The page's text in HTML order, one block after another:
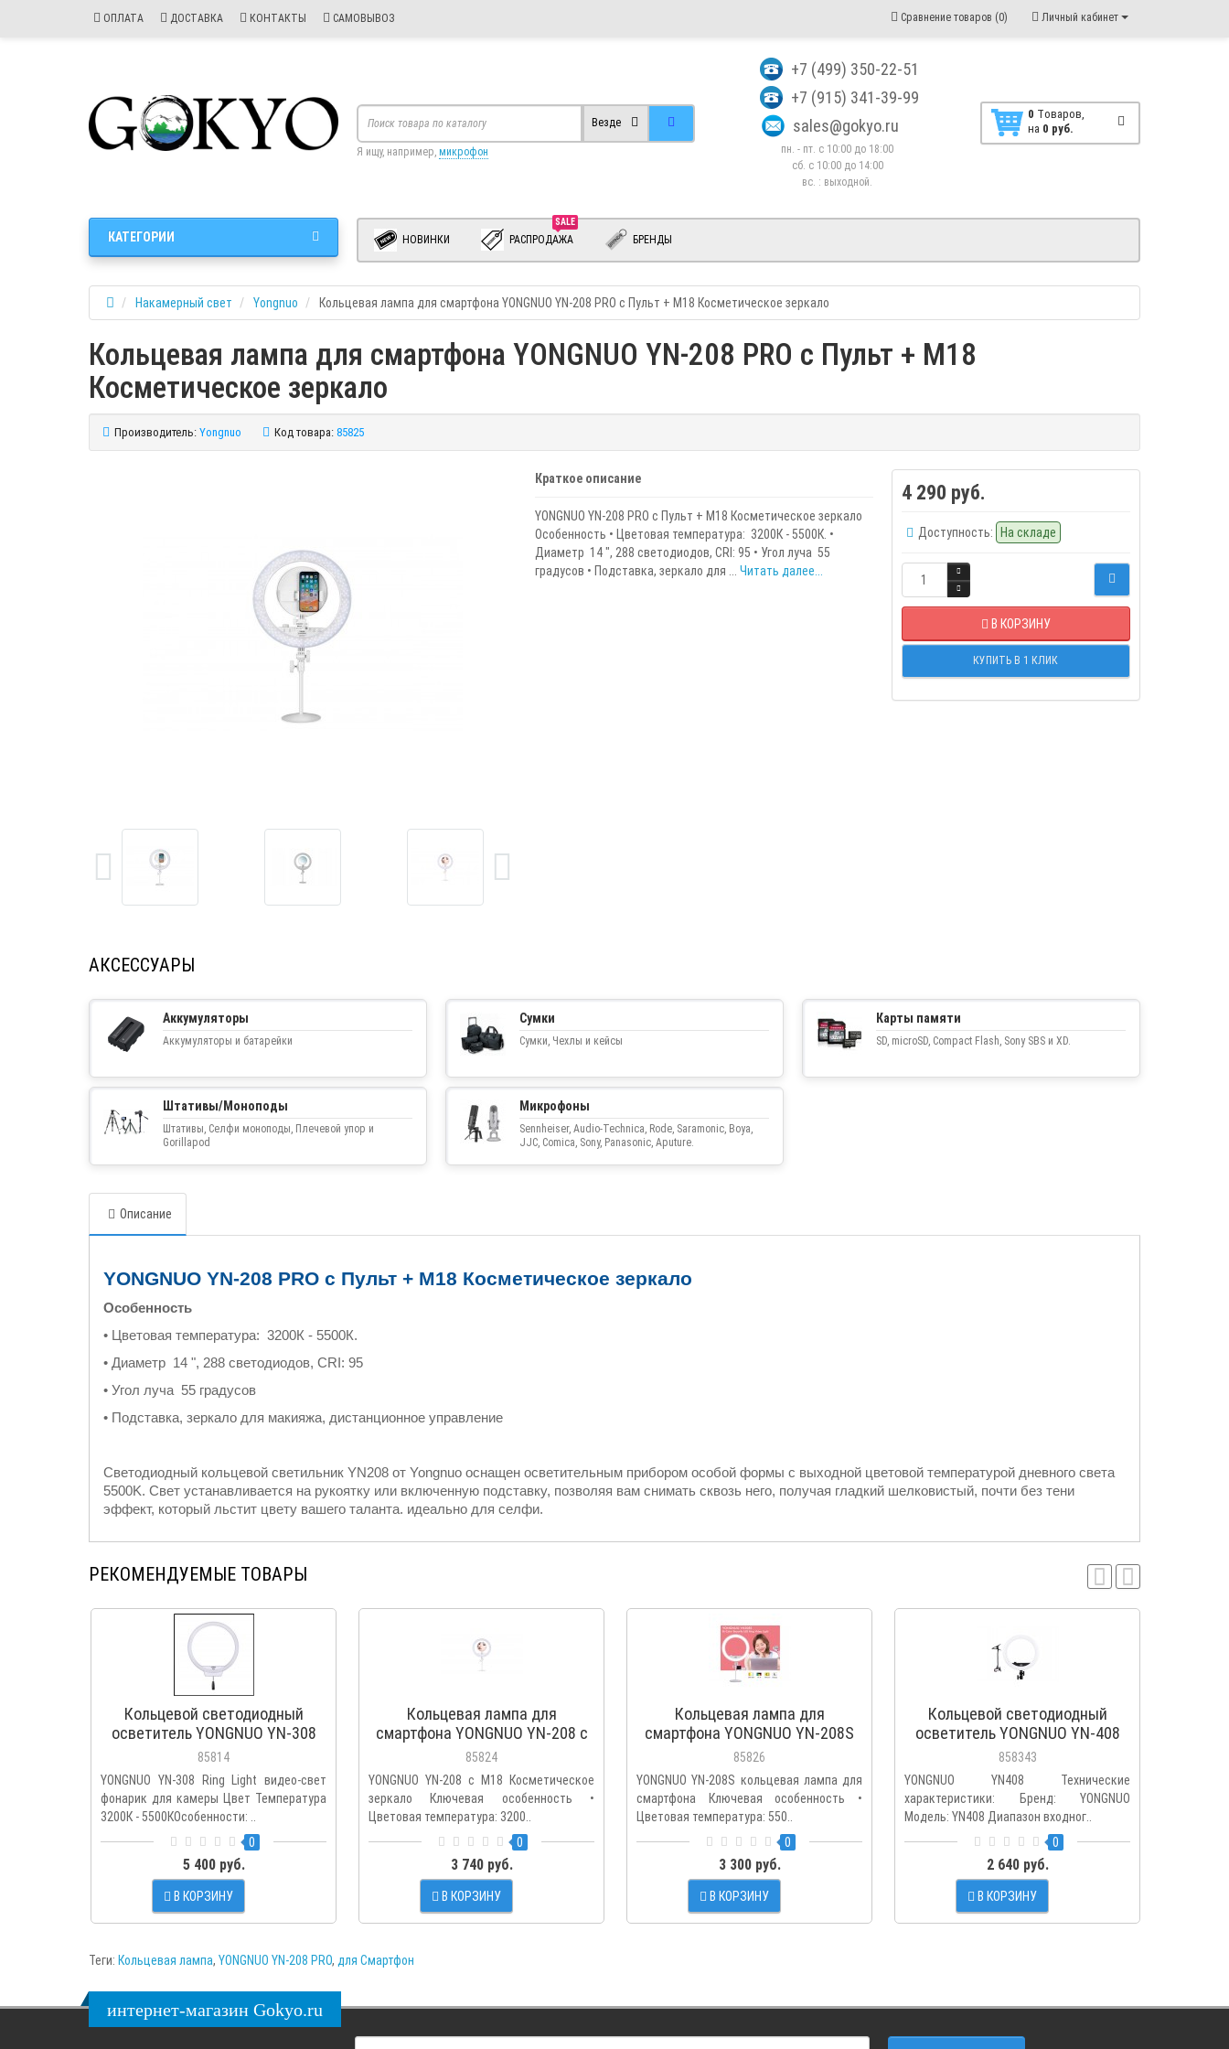
ОПЛАТА ДОСТАВКА КОНТАКТЫ САМОВЫВОЗ Личный кабинет
Сравнение товаров (0)
+7 (499) 350-22-51
+7 (915) 341-39-99
sales@gokyo.ru
пн. - пт. с 10:00 до 18:00
сб. c 10:00 до 14:00
вс. : выходной.
0 Tоваров,
на 0 руб.
Везде
Я ищу, например, микрофон
НОВИНКИ
SALE
РАСПРОДАЖА БРЕНДЫ
КАТЕГОРИИ
Накамерный свет Yongnuo Кольцевая лампа для смартфона YONGNUO YN-208 PRO c Пульт + M18 Косметическое зеркало
Кольцевая лампа для смартфона YONGNUO YN-208 PRO c Пульт + M18
Косметическое зеркало
Производитель: Yongnuo Код товара: 85825
Краткое описание
YONGNUO YN-208 PRO c Пульт + M18 Косметическое зеркало
Особенность • Цветовая температура: 3200К - 5500К. •
Диаметр 14 ", 288 светодиодов, CRI: 95 • Угол луча 55
градусов • Подставка, зеркало для ... Читать далее...
4 290 руб.
Доступность: На складе
В КОРЗИНУ
КУПИТЬ В 1 КЛИК
АКСЕССУАРЫ
Аккумуляторы
Аккумуляторы и батарейки
Сумки
Сумки, Чехлы и кейсы
Карты памяти
SD, microSD, Compact Flash, Sony SBS и XD.
Штативы/Моноподы
Штативы, Селфи моноподы, Плечевой упор и
Gorillapod
Микрофоны
Sennheiser, Audio-Technica, Rode, Saramonic, Boya,
JJC, Comica, Sony, Panasonic, Aputure.
Описание
YONGNUO YN-208 PRO c Пульт + M18 Косметическое зеркало
Особенность
• Цветовая температура: 3200К - 5500К.
• Диаметр 14 ", 288 светодиодов, CRI: 95
• Угол луча 55 градусов
• Подставка, зеркало для макияжа, дистанционное управление
Светодиодный кольцевой светильник YN208 от Yongnuo оснащен осветительным прибором особой формы с выходной цветовой температурой дневного света
5500K. Свет устанавливается на рукоятку или включенную подставку, позволяя вам снимать сквозь него, получая гладкий шелковистый, почти без тени
эффект, который льстит цвету вашего таланта. идеально для селфи.
РЕКОМЕНДУЕМЫЕ ТОВАРЫ
Кольцевой светодиодный
осветитель YONGNUO YN-308
(3200K-5500K) с диаметром
50см.
85814
YONGNUO YN-308 Ring Light видео-свет
фонарик для камеры Цвет Температура
3200К - 5500КОсобенности: ..
0
5 400 руб.
В КОРЗИНУ
Кольцевая лампа для
смартфона YONGNUO YN-208 c
M18 Косметическое зеркало
85824
YONGNUO YN-208 c M18 Косметическое
зеркало Ключевая особенность •
Цветовая температура: 3200..
0
3 740 руб.
В КОРЗИНУ
Кольцевая лампа для
смартфона YONGNUO YN-208S
портативная светодиодная
85826
YONGNUO YN-208S кольцевая лампа для
смартфона Ключевая особенность •
Цветовая температура: 550..
0
3 300 руб.
В КОРЗИНУ
Кольцевой светодиодный
осветитель YONGNUO YN-408
(3200K-5600K)
858343
YONGNUO YN408 Технические
характеристики: Бренд: YONGNUO
Модель: YN408 Диапазон входног..
0
2 640 руб.
В КОРЗИНУ
Теги: Кольцевая лампа, YONGNUO YN-208 PRO, для Смартфон
интернет-магазин Gokyo.ru